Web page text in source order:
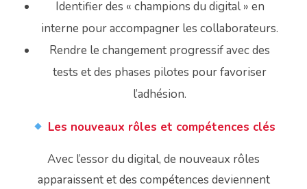
Identifier des « champions du digital » en
interne pour accompagner les collaborateurs.
Rendre le changement progressif avec des
tests et des phases pilotes pour favoriser
l’adhésion.
Les nouveaux rôles et compétences clés
Avec l’essor du digital, de nouveaux rôles
apparaissent et des compétences deviennent